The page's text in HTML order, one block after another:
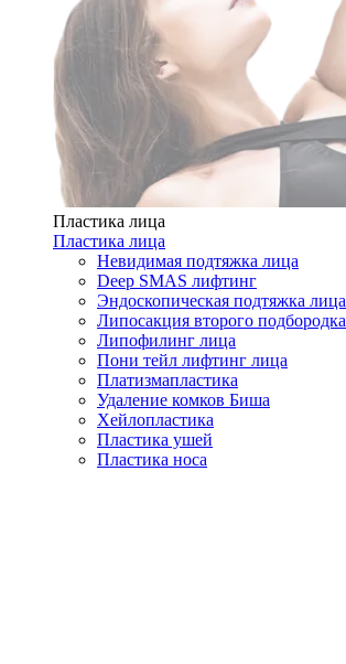
Пластика лица
Пластика лица
Невидимая подтяжка лица
Deep SMAS лифтинг
Эндоскопическая подтяжка лица
Липосакция второго подбородка
Липофилинг лица
Пони тейл лифтинг лица
Платизмапластика
Удаление комков Биша
Хейлопластика
Пластика ушей
Пластика носа